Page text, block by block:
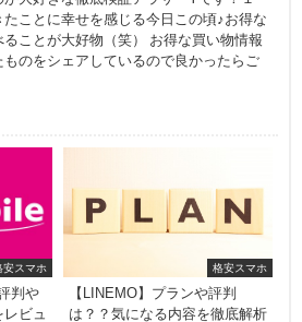
ことに幸せを感じる今日この頃♪お得な
ことが大好物（笑） お得な買い物情報
のをシェアしているので良かったらご
安スマホ
判や
ビュ
格安スマホ
【LINEMO】プランや評判
は？？気になる内容を徹底解析